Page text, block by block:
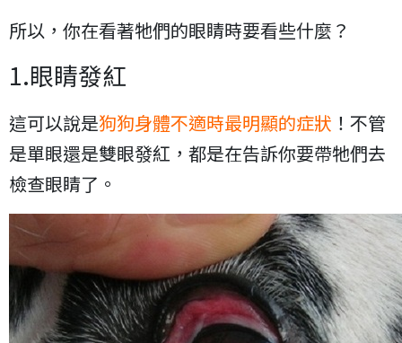
所以，你在看著牠們的眼睛時要看些什麼？
1.眼睛發紅
這可以說是狗狗身體不適時最明顯的症狀 ！不管
是單眼還是雙眼發紅，都是在告訴你要帶牠們去
檢查眼睛了。